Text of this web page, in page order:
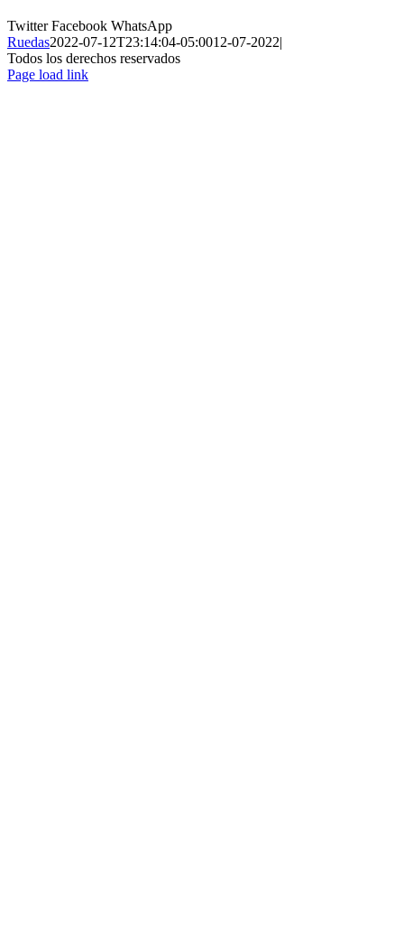
TwitterFacebook WhatsApp
Ruedas2022-07-12T23:14:04-05:0012-07-2022|
Todos los derechos reservados
Page load link